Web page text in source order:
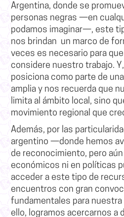
Argentina, donde se
personas negras —en
podamos imaginar—, este
nos brindan un marco de
veces es necesario para
considere nuestro trabajo.
posiciona como parte de
amplia y nos recuerda que
limita al ámbito local, sino
movimiento regional que
Además, por las
argentino —donde hemos
de reconocimiento, pero
económicos ni en políticas
acceder a este tipo de
encuentros con gran
fundamentales para nuestra
ello, logramos acercarnos